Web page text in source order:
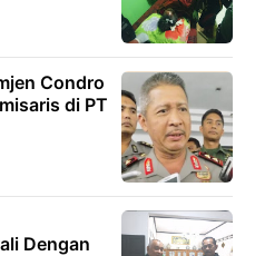
Condro
di PT
Dengan